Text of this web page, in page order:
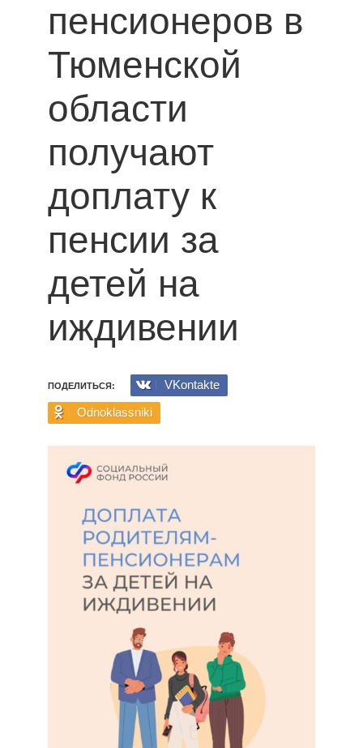
пенсионеров в
Тюменской
области
получают
доплату к
пенсии за
детей на
иждивении
ПОДЕЛИТЬСЯ:
VKontakte
Odnoklassniki